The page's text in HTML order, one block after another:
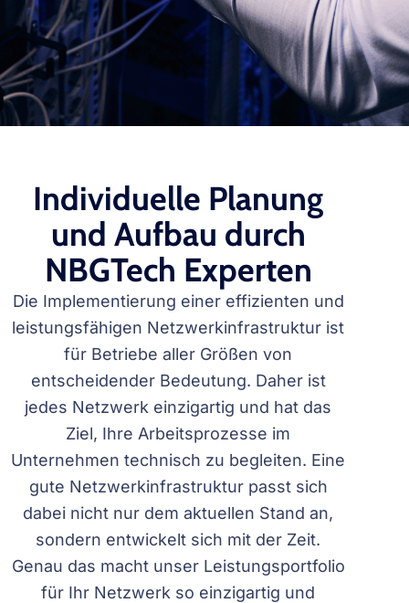
Individuelle Planung
und Aufbau durch
NBGTech Experten
Die Implementierung einer effizienten und
leistungsfähigen Netzwerkinfrastruktur ist
für Betriebe aller Größen von
entscheidender Bedeutung. Daher ist
jedes Netzwerk einzigartig und hat das
Ziel, Ihre Arbeitsprozesse im
Unternehmen technisch zu begleiten. Eine
gute Netzwerkinfrastruktur passt sich
dabei nicht nur dem aktuellen Stand an,
sondern entwickelt sich mit der Zeit.
Genau das macht unser Leistungsportfolio
für Ihr Netzwerk so einzigartig und